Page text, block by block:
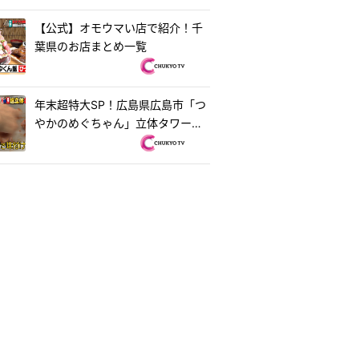
【公式】オモウマい店で紹介！千
葉県のお店まとめ一覧
年末超特大SP！広島県広島市「つ
やかのめぐちゃん」立体タワーお
好み焼き＆茨城県水戸市「ラーメ